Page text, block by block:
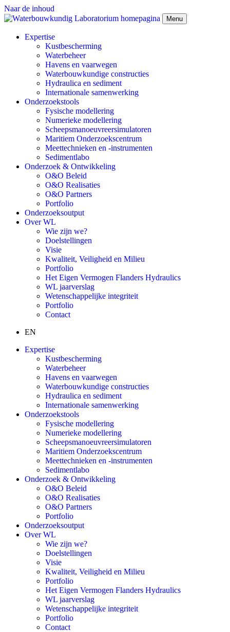
Naar de inhoud
Menu
Expertise
Kustbescherming
Waterbeheer
Havens en vaarwegen
Waterbouwkundige constructies
Hydraulica en sediment
Internationale samenwerking
Onderzoekstools
Fysische modellering
Numerieke modellering
Scheepsmanoeuvreersimulatoren
Maritiem Onderzoekscentrum
Meettechnieken en -instrumenten
Sedimentlabo
Onderzoek & Ontwikkeling
O&O Beleid
O&O Realisaties
O&O Partners
Portfolio
Onderzoeksoutput
Over WL
Wie zijn we?
Doelstellingen
Visie
Kwaliteit, Veiligheid en Milieu
Portfolio
Het Eigen Vermogen Flanders Hydraulics
WL jaarverslag
Wetenschappelijke integriteit
Portfolio
Contact
EN
Expertise
Kustbescherming
Waterbeheer
Havens en vaarwegen
Waterbouwkundige constructies
Hydraulica en sediment
Internationale samenwerking
Onderzoekstools
Fysische modellering
Numerieke modellering
Scheepsmanoeuvreersimulatoren
Maritiem Onderzoekscentrum
Meettechnieken en -instrumenten
Sedimentlabo
Onderzoek & Ontwikkeling
O&O Beleid
O&O Realisaties
O&O Partners
Portfolio
Onderzoeksoutput
Over WL
Wie zijn we?
Doelstellingen
Visie
Kwaliteit, Veiligheid en Milieu
Portfolio
Het Eigen Vermogen Flanders Hydraulics
WL jaarverslag
Wetenschappelijke integriteit
Portfolio
Contact